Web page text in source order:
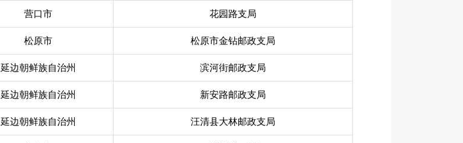
营口市 花园路支局
松原市 松原市金钻邮政支局
延边朝鲜族自治州 滨河街邮政支局
延边朝鲜族自治州 新安路邮政支局
延边朝鲜族自治州 汪清县大林邮政支局